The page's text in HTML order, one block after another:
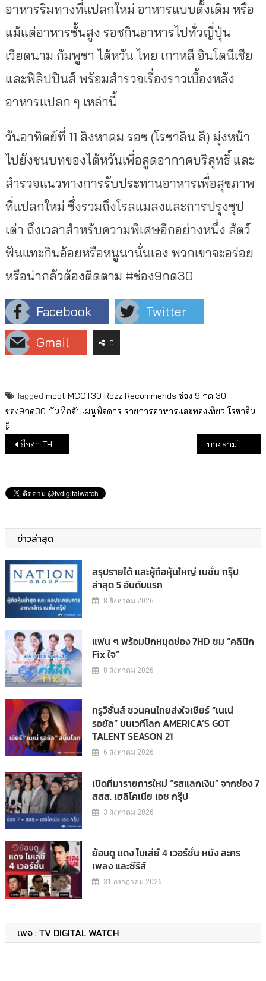
อาหารริมทางที่แปลกใหม่ อาหารแบบดั้งเดิม หรือ
แม้แต่อาหารชั้นสูง รอซกินอาหารไปทั่วญี่ปุ่น
เวียดนาม กัมพูชา ไต้หวัน ไทย เกาหลี อินโดนีเซีย
และฟิลิปปินส์ พร้อมสำรวจเรื่องราวเบื้องหลัง
อาหารแปลก ๆ เหล่านี้
วันอาทิตย์ที่ 11 สิงหาคม รอซ (โรซาลิน ลี) มุ่งหน้า
ไปยังชนบทของไต้หวันเพื่อสูดอากาศบริสุทธิ์ และ
สำรวจแนวทางการรับประทานอาหารเพื่อสุขภาพ
ที่แปลกใหม่ ซึ่งรวมถึงโรลแมลงและการปรุงซุป
เต่า ถึงเวลาสำหรับความพิเศษอีกอย่างหนึ่ง สัตว์
ฟันแทะกินอ้อยหรือหนูนานั่นเอง พวกเขาจะอร่อย
หรือน่ากลัวต้องติดตาม #ช่อง9กด30
Facebook
Twitter
Gmail
0
Tagged mcot MCOT30 Rozz Recommends ช่อง 9 กด 30
ช่อง9กด30 บันทึกลับเมนูพิสดาร รายการอาหารและท่องเที่ยว โรซาลิน
ลี
แนะแนวเรื่อง
ฮือฮา THAI SUPERMODEL 2024 กลับมาแล้วในรอบ 4 ปี บ่ายสามโมงตรง 10-11 ส.ค.นี้ ที่ “ช่อง 9 กด 30” สนุกไปกับซีรีส์อินเดีย “รามายณะ”
ข่าวล่าสุด
สรุปรายได้ และผู้ถือหุ้นใหญ่ เนชั่น กรุ๊ป
ล่าสุด 5 อันดับแรก
8 สิงหาคม 2026
แฟน ๆ พร้อมปักหมุดช่อง 7HD ชม “คลินิก
Fix ใจ”
8 สิงหาคม 2026
ทรูวิชั่นส์ ชวนคนไทยส่งใจเชียร์ “เนเน่
รอยัล” บนเวทีโลก AMERICA’S GOT
TALENT SEASON 21
6 สิงหาคม 2026
เปิดที่มารายการใหม่ “รสแลกเงิน” จากช่อง 7
สสส. เฮลิโคเนีย เอช กรุ๊ป
3 สิงหาคม 2026
ย้อนดู แดง ไบเล่ย์ 4 เวอร์ชั่น หนัง ละคร
เพลง และซีรีส์
31 กรกฎาคม 2026
เพจ : TV DIGITAL WATCH